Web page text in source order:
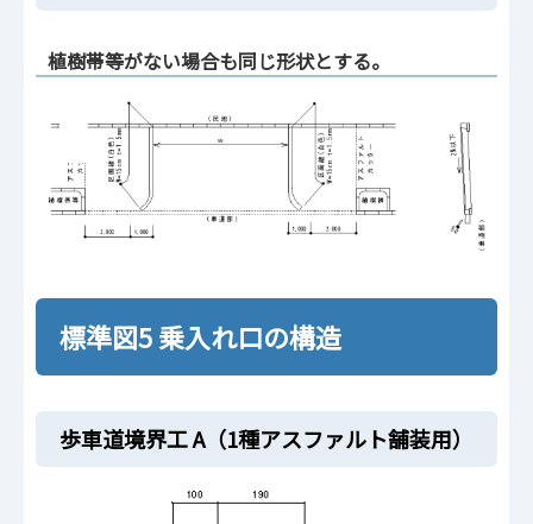
植樹帯等がない場合も同じ形状とする。
標準図5 乗入れ口の構造
歩車道境界工 A（1種アスファルト舗装用）